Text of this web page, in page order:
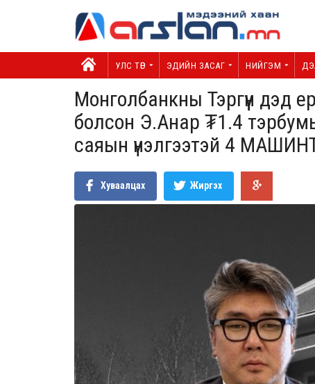
УЛС ТӨР ЭДИЙН ЗАСАГ НИЙГЭМ
Монголбанкны Тэргүүн дэд
болсон Э.Анар ₮1.4
саяын үнэлгээтэй 4
Хуваалцах Жиргэх